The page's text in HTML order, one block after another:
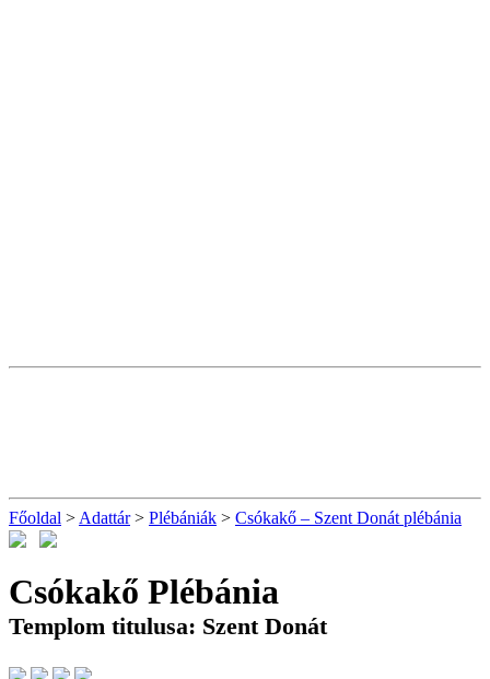
Főoldal > Adattár> Plébániák > Csókakő – Szent Donát plébánia
Csókakő Plébánia
Templom titulusa: Szent Donát